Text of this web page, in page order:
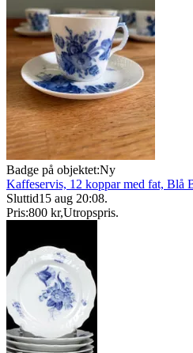
Badge på objektet:Ny
Kaffeservis, 12 koppar med fat, Blå
Sluttid15 aug 20:08.
Pris:800 kr,Utropspris.